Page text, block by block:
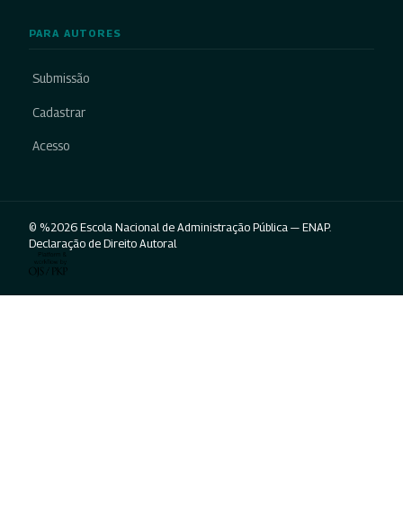
PARA AUTORES
Submissão
Cadastrar
Acesso
© %2026 Escola Nacional de Administração Pública — ENAP.
Declaração de Direito Autoral